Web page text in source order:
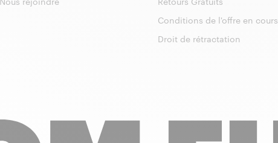
Nous rejoindre Retours Gratuits
Conditions de l'offre en cours
Droit de rétractation